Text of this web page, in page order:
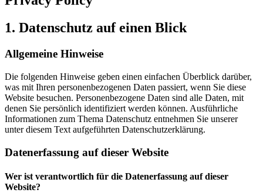
1. Datenschutz auf einen Blick
Allgemeine Hinweise
Die folgenden Hinweise geben einen einfachen Überblick darüber,
was mit Ihren personenbezogenen Daten passiert, wenn Sie diese
Website besuchen. Personenbezogene Daten sind alle Daten, mit
denen Sie persönlich identifiziert werden können. Ausführliche
Informationen zum Thema Datenschutz entnehmen Sie unserer
unter diesem Text aufgeführten Datenschutzerklärung.
Datenerfassung auf dieser Website
Wer ist verantwortlich für die Datenerfassung auf dieser
Website?